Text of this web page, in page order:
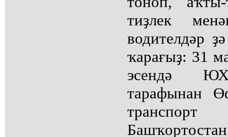
тиҙлек
водителдәр
ҡарағыҙ: 31
эсендә
тарафынан